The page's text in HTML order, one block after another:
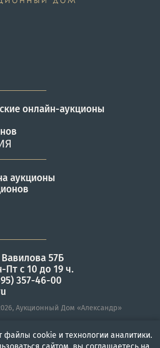
онлайн-аукционы
аукционы
57Б
Пт с 10 до 19 ч.
357-46-00
Аукционный Дом «Александр»
файлы cookie и технологии аналитики.
Войти